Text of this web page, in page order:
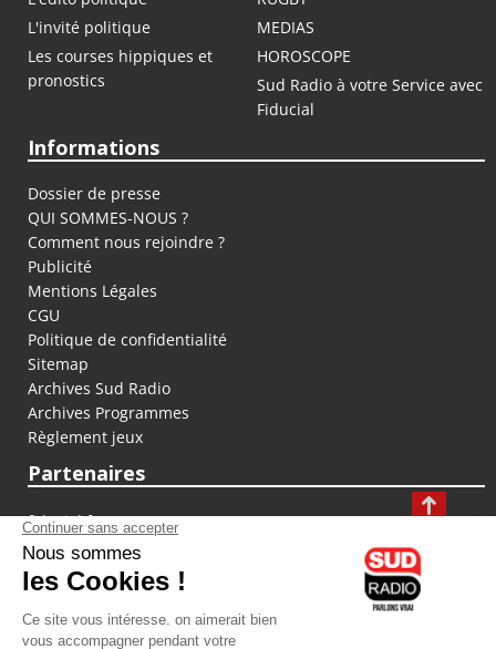
L'invité politique
MEDIAS
Les courses hippiques et
pronostics
HOROSCOPE
Sud Radio à votre Service avec
Fiducial
Informations
Dossier de presse
QUI SOMMES-NOUS ?
Comment nous rejoindre ?
Publicité
Mentions Légales
CGU
Politique de confidentialité
Sitemap
Archives Sud Radio
Archives Programmes
Règlement jeux
Partenaires
fiducial.fr
lyoncapitale.fr
olympique-et-lyonnais.com
L'application Iphone / Android